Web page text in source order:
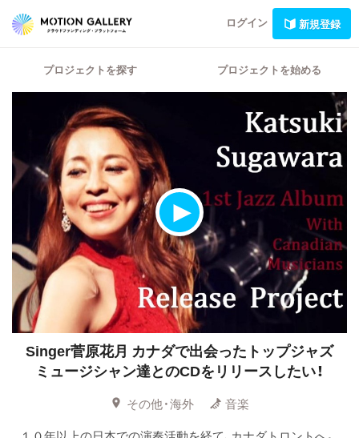
ログイン 新規登録
プロジェクトを探す プロジェクトを始める
Singer菅原花月 カナダで出会ったトップジャズ
ミュージシャン達とのCDをリリースしたい！
その他・海外
音楽